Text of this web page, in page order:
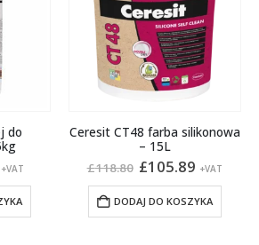
do
Aktualna
+VAT
Ceresit CT48 farba silikonowa
– 15L
£118.80 Pierwotna
wynosiła:
£118.80.
£105.89 Aktualna
wynosi:
£105.89.
+VAT
DODAJ DO KOSZYKA